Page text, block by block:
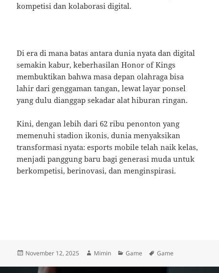
kompetisi dan kolaborasi digital.
Di era di mana batas antara dunia nyata dan digital
semakin kabur, keberhasilan Honor of Kings
membuktikan bahwa masa depan olahraga bisa
lahir dari genggaman tangan, lewat layar ponsel
yang dulu dianggap sekadar alat hiburan ringan.
Kini, dengan lebih dari 62 ribu penonton yang
memenuhi stadion ikonis, dunia menyaksikan
transformasi nyata: esports mobile telah naik kelas,
menjadi panggung baru bagi generasi muda untuk
berkompetisi, berinovasi, dan menginspirasi.
Posted
November 12, 2025 Author
Mimin Categories
Game Tags
Game